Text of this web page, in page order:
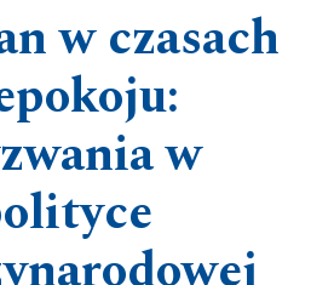
w czasach
w